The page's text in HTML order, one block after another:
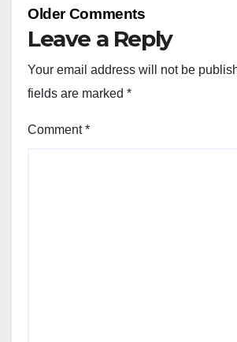
Comment
Older Comments
Leave a Reply
Your email address will not be
fields are marked *
Comment*